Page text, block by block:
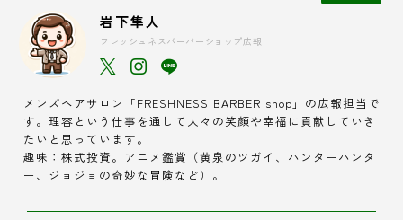
岩下隼人
フレッシュネスバーバーショップ広報
メンズヘアサロン「FRESHNESS BARBER shop」の広報担当で
す。理容という仕事を通して人々の笑顔や幸福に貢献していき
たいと思っています。
趣味：株式投資。アニメ鑑賞（黄泉のツガイ、ハンターハンタ
ー、ジョジョの奇妙な冒険など）。